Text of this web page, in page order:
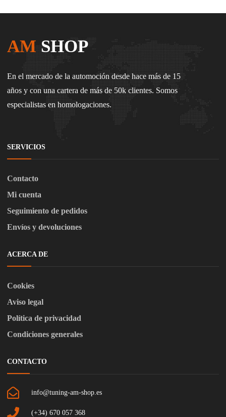
AM SHOP
En el mercado de la automoción desde hace más de 15
años y con una cartera de más de 50k clientes. Somos
especialistas en homologaciones.
SERVICIOS
Contacto
Mi cuenta
Seguimiento de pedidos
Envíos y devoluciones
ACERCA DE
Cookies
Aviso legal
Política de privacidad
Condiciones generales
CONTACTO
info@tuning-am-shop.es
(+34) 670 057 368